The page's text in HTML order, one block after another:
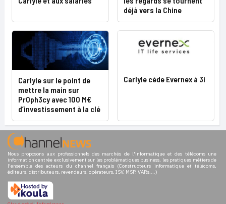
déjà vers la Chine
Carlyle sur le point de
mettre la main sur
Pr0ph3cy avec 100 M€
d’investissement à la clé
Carlyle cède Evernex à 3i
Nous proposons aux professionnels des marchés de l'informatique et des télécoms une
information centrée exclusivement sur les problématiques business, les pratiques métiers de
l'ensemble des acteurs du channel français (Constructeurs informatique et télécoms,
éditeurs, distributeurs, revendeurs, opérateurs, ISV, MSP, VARs,...)